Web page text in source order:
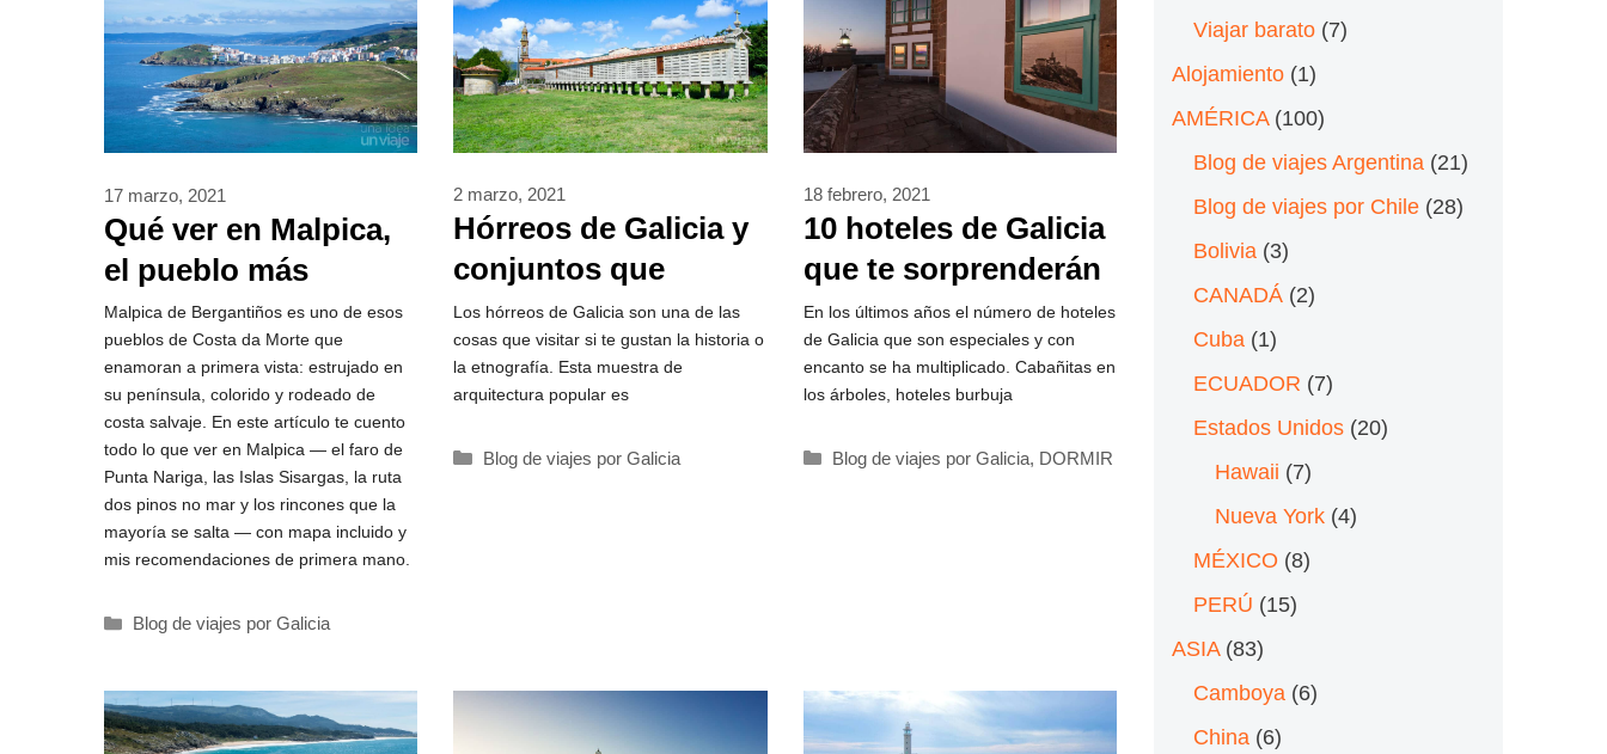
Qué ver en Malpica,
el pueblo más
colorido de Costa da
Morte
17 marzo, 2021
Malpica de Bergantiños es uno de esos
pueblos de Costa da Morte que
enamoran a primera vista: estrujado en
su península, colorido y rodeado de
costa salvaje. En este artículo te cuento
todo lo que ver en Malpica — el faro de
Punta Nariga, las Islas Sisargas, la ruta
dos pinos no mar y los rincones que la
mayoría se salta — con mapa incluido y
mis recomendaciones de primera mano.
Categorías
Blog de viajes por Galicia
Hórreos de Galicia y
conjuntos que
deberías visitar 🏅
2 marzo, 2021
Los hórreos de Galicia son una de las
cosas que visitar si te gustan la historia o
la etnografía. Esta muestra de
arquitectura popular es
Categorías
Blog de viajes por Galicia
10 hoteles de Galicia
que te sorprenderán
con su encanto
18 febrero, 2021
En los últimos años el número de hoteles
de Galicia que son especiales y con
encanto se ha multiplicado. Cabañitas en
los árboles, hoteles burbuja
Categorías
Blog de viajes por Galicia, DORMIR
Viajar barato(7)
Alojamiento(1)
AMÉRICA(100)
Blog de viajes Argentina(21)
Blog de viajes por Chile(28)
Bolivia(3)
CANADÁ(2)
Cuba(1)
ECUADOR (7)
Estados Unidos(20)
Hawaii (7)
Nueva York(4)
MÉXICO (8)
PERÚ (15)
ASIA(83)
Camboya(6)
China(6)